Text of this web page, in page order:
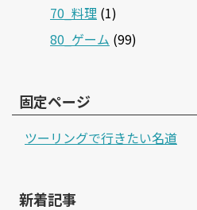
70_料理 (1)
80_ゲーム (99)
固定ページ
ツーリングで行きたい名道
新着記事